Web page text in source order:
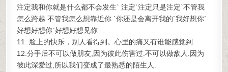
注定我和你就是什么都不会发生` 注定`注定只是注定`不管我
怎么跨越 不管我怎么想靠近你 `你还是会离开我的`我好想你`
好想好想你`好想好想见你
11. 脸上的快乐，别人看得到。心里的痛又有谁能感觉到.
12.分手后不可以做朋友,因为彼此伤害过.不可以做敌人.因为
彼此深爱过,所以我们变成了最熟悉的陌生人.